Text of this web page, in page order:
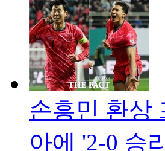
손흥민 환상
아에 '2-0 승